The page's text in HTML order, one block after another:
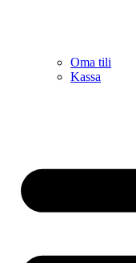
Oma tili
Kassa